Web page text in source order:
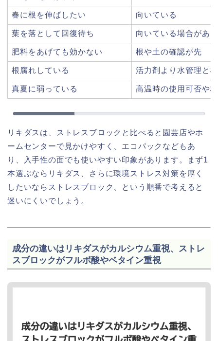
春に根を伸ばしたい 向いている
葉を落として回復待ち 向いている場合がある
肥料をあげても効かない 根や土の確認が先
根腐れしている 活力剤より水管理と
真夏に弱っている 高温時の使用可否や
リキダスは、ストレスブロックと比べると園芸店やホ
ームセンターで見かけやすく、エコパックなどもあ
り、入手性の面でも使いやすい印象があります。まず1
本選ぶならリキダス、さらに環境ストレス対策を厚く
したいならストレスブロック、という順番で考えると
迷いにくいでしょう。
成分の違いはリキダスがカルシウム重視、ストレ
スブロックがフルボ酸やベタイン重視